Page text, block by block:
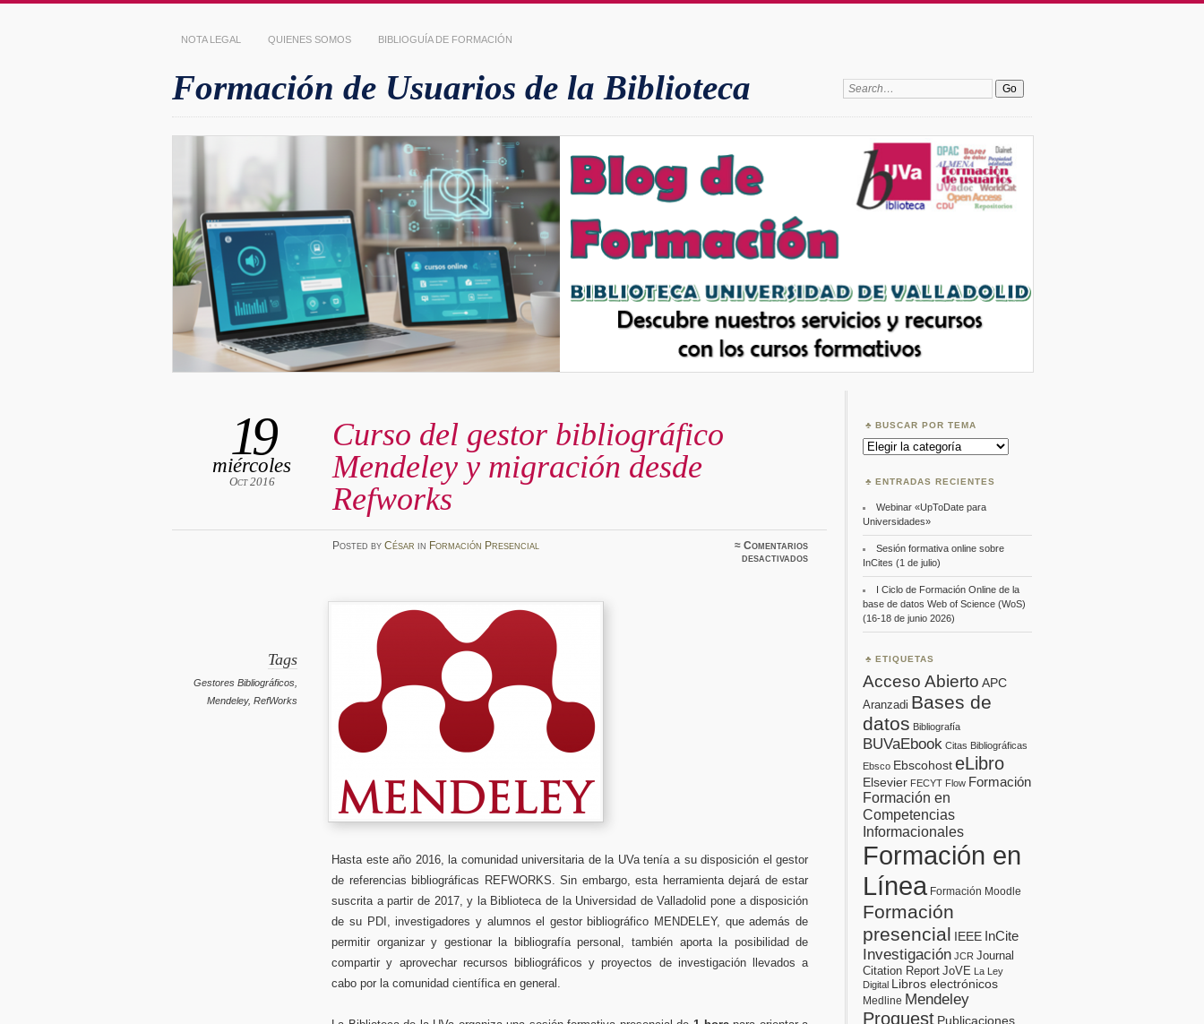
NOTA LEGAL QUIENES SOMOS BIBLIOGUÍA DE FORMACIÓN
Formación de Usuarios de la Biblioteca Search:
Curso del gestor bibliográfico
Mendeley y migración desde
Refworks
19
miércoles
Oct 2016
Posted by César in Formación Presencial ≈Comentarios
desactivadosen
bibliográfico
Tags
Gestores Bibliográficos
Mendeley,RefWorks
Hasta este año 2016, la comunidad universitaria de la UVa tenía a su disposición el gestor
de referencias bibliográficas REFWORKS. Sin embargo, esta herramienta dejará de estar
suscrita a partir de 2017, y la Biblioteca de la Universidad de Valladolid pone a disposición
de su PDI, investigadores y alumnos el gestor bibliográfico MENDELEY, que además de
permitir organizar y gestionar la bibliografía personal, también aporta la posibilidad de
compartir y aprovechar recursos bibliográficos y proyectos de investigación llevados a
cabo por la comunidad científica en general.
BUSCAR POR TEMA
Buscar
por
ENTRADAS RECIENTES
Webinar «UpToDate para
Universidades»
Sesión formativa online sobre
InCites (1 de julio)
I Ciclo de Formación Online de la
base de datos Web of Science (WoS)
(16-18 de junio 2026)
ETIQUETAS
Acceso Abierto APC
Aranzadi Bases de
datos Bibliografía
BUVaEbook Citas Bibliográficas
Ebsco EbscohosteLibro
Elsevier FECYT Flow Formación
Formación en
Competencias
Informacionales
Formación en
Línea Formación Moodle
Formación
presencial IEEE InCite
Investigación JCR Journal
Citation Report JoVE La Ley
Digital Libros electrónicos
Medline Mendeley
Proquest Publicaciones